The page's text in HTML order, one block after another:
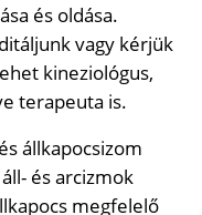
és oldása.
vagy kérjük
kineziológus,
terapeuta is.
állkapocsizom
és arcizmok
megfelelő